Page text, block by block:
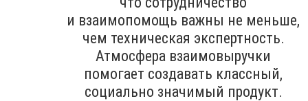
и взаимопомощь важны не меньше,
чем техническая экспертность.
Атмосфера взаимовыручки
помогает создавать классный,
социально значимый продукт.